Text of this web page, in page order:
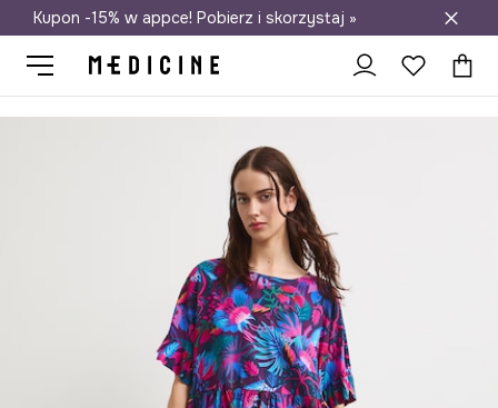
Darmowa dostawa do salonów
Kupon -15% w appce! Pobierz i skorzystaj »